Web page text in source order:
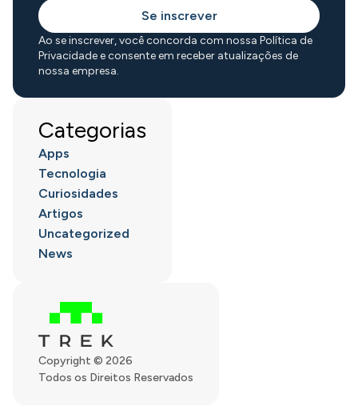
Copyright © 2026
Todos os Direitos Reservados
Se inscrever
Ao se inscrever, você concorda com nossa Política de
Privacidade e consente em receber atualizações de
nossa empresa.
Categorias
Apps
Tecnologia
Curiosidades
Artigos
Uncategorized
News